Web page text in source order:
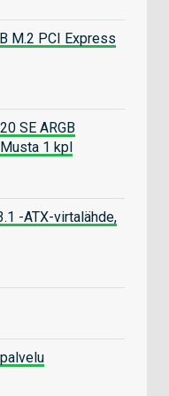
M.2 PCI Express
SE ARGB
1 kpl
-ATX-virtalähde,